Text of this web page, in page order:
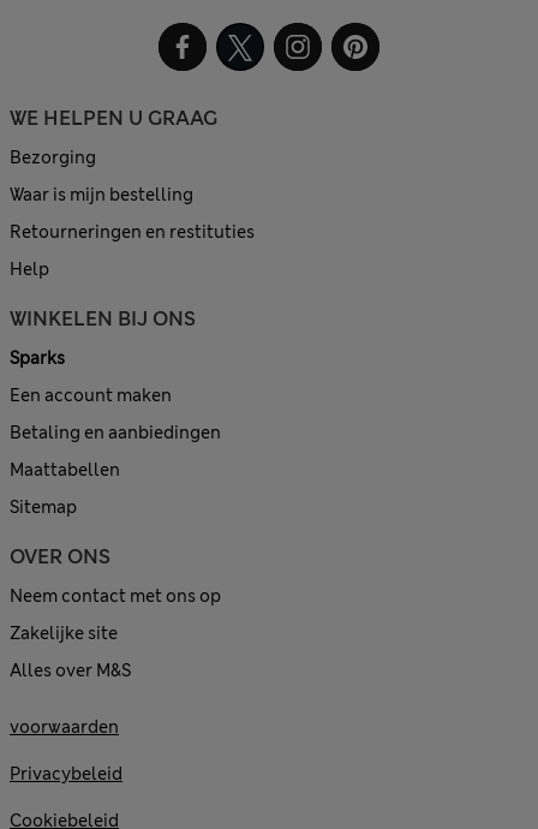
WE HELPEN U GRAAG
Bezorging
Waar is mijn bestelling
Retourneringen en restituties
Help
WINKELEN BIJ ONS
Sparks
Een account maken
Betaling en aanbiedingen
Maattabellen
Sitemap
OVER ONS
Neem contact met ons op
Zakelijke site
Alles over M&S
voorwaarden
Privacybeleid
Cookiebeleid